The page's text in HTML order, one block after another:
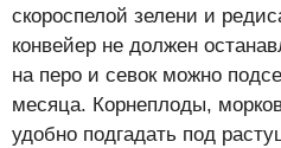
скороспелой зелени и
конвейер не должен
на перо и севок можно
месяца. Корнеплоды,
удобно подгадать под